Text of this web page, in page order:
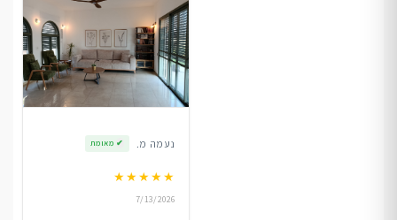
נעמה מ. ✔ מאומת
★★★★★
7/13/2026